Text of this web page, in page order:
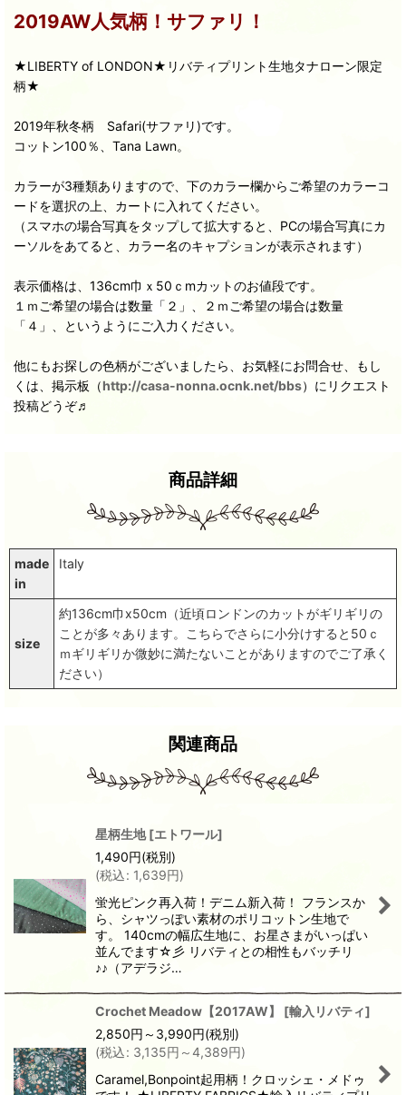
2019AW人気柄！サファリ！
★LIBERTY of LONDON★リバティプリント生地タナローン限定
柄★
2019年秋冬柄 Safari(サファリ)です。
コットン100％、Tana Lawn。
カラーが3種類ありますので、下のカラー欄からご希望のカラーコ
ードを選択の上、カートに入れてください。
（スマホの場合写真をタップして拡大すると、PCの場合写真にカ
ーソルをあてると、カラー名のキャプションが表示されます）
表示価格は、136cm巾ｘ50ｃmカットのお値段です。
１ｍご希望の場合は数量「２」、２ｍご希望の場合は数量
「４」、というようにご入力ください。
他にもお探しの色柄がございましたら、お気軽にお問合せ、もし
くは、掲示板（http://casa-nonna.ocnk.net/bbs）にリクエスト
投稿どうぞ♬
商品詳細
made
in
Italy
size
約136cm巾x50cm（近頃ロンドンのカットがギリギリの
ことが多々あります。こちらでさらに小分けすると50ｃ
ｍギリギリか微妙に満たないことがありますのでご了承く
ださい）
関連商品
星柄生地 [エトワール]
1,490円(税別)
(税込: 1,639円)
蛍光ピンク再入荷！デニム新入荷！ フランスか
ら、シャツっぽい素材のポリコットン生地で
す。 140cmの幅広生地に、お星さまがいっぱい
並んでます☆彡 リバティとの相性もバッチリ
♪♪（アデラジ…
Crochet Meadow【2017AW】 [輸入リバティ]
2,850円 ～3,990円(税別)
(税込: 3,135円 ～4,389円)
Caramel,Bonpoint起用柄！クロッシェ・メドゥ